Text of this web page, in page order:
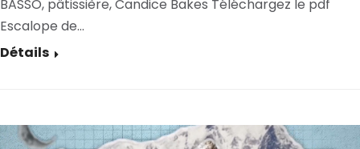
BASSO, pâtissière, Candice Bakes Téléchargez le pdf
Escalope de…
Détails